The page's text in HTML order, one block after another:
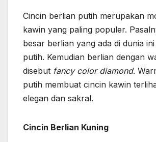
Cincin berlian putih merupakan
kawin yang paling populer.
besar berlian yang ada di dunia
putih. Kemudian berlian dengan
disebut fancy color diamond.
putih membuat cincin kawin
elegan dan sakral.
Cincin Berlian Kuning